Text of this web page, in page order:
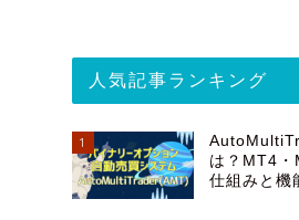
人気記事ランキング
1
は？MT4・
仕組みと機